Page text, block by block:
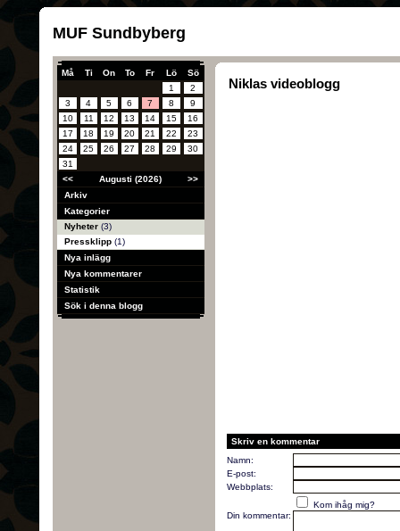
MUF Sundbyberg
Må Ti On To Fr Lö
Sö
1
2
3
4 5 6 7 8
9
10
11 12 13 14 15
16
17
18 19 20 21 22
23
24
25 26 27 28 29
30
31
<<
Augusti (2026)
>>
Arkiv
Kategorier
Nyheter (3)
Pressklipp (1)
Nya inlägg
Nya kommentarer
Statistik
Sök i denna blogg
Niklas videoblogg
Skriv en kommentar
Namn:
E-post:
Webbplats:
Kom ihåg mig?
Din kommentar: